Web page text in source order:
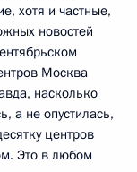
хотя и частные,
новостей
Москва
насколько
а не опустилась,
центров
Это в любом